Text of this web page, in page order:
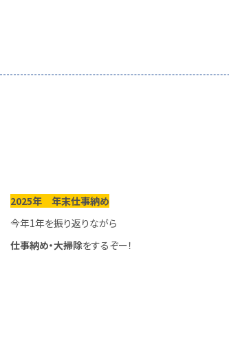
2025年 年末仕事納め
今年1年を振り返りながら
仕事納め・大掃除をするぞー！